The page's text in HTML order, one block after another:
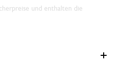
und enthalten die